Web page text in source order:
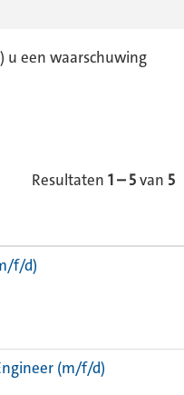
u een waarschuwing
Resultaten 1 – 5van 5
f/d)
(m/f/d)